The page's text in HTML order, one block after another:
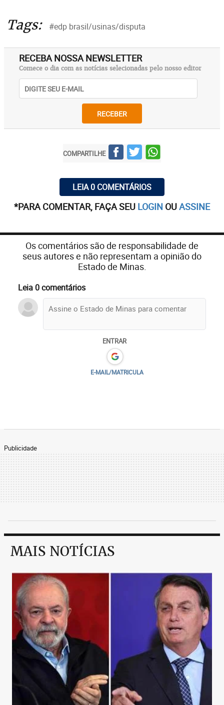
Tags: #edp brasil/usinas/disputa
RECEBA NOSSA NEWSLETTER
Comece o dia com as notícias selecionadas pelo nosso editor
RECEBER
COMPARTILHE
LEIA 0 COMENTÁRIOS
*PARA COMENTAR, FAÇA SEU LOGIN OUASSINE
Os comentários são de responsabilidade de
seus autores e não representam a opinião do
Estado de Minas.
Leia 0 comentários
ENTRAR
E-MAIL/MATRICULA
Publicidade
MAIS NOTÍCIAS